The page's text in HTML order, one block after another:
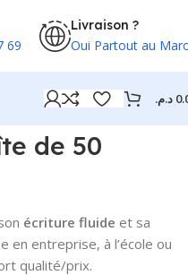
69
Livraison ?
Oui Partout au
د.م.
de 50
écriture fluide et sa
en entreprise, à l’école ou
qualité/prix.